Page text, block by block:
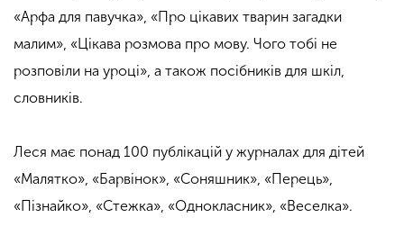
«Арфа для павучка», «Про цікавих тварин загадки
малим», «Цікава розмова про мову. Чого тобі не
розповіли на уроці», а також посібників для шкіл,
словників.
Леся має понад 100 публікацій у журналах для дітей
«Малятко», «Барвінок», «Соняшник», «Перець»,
«Пізнайко», «Стежка», «Однокласник», «Веселка».